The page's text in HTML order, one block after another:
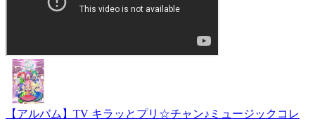
【アルバム】TV キラッとプリ☆チャン♪ミュージックコレ